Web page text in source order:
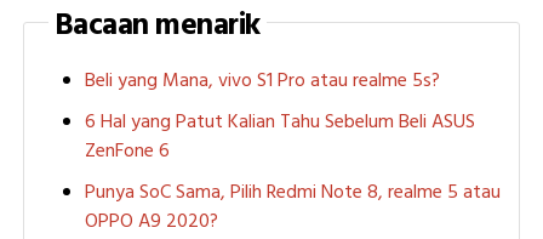
Bacaan menarik
Beli yang Mana, vivo S1 Pro atau realme 5s?
6 Hal yang Patut Kalian Tahu Sebelum Beli ASUS
ZenFone 6
Punya SoC Sama, Pilih Redmi Note 8, realme 5 atau
OPPO A9 2020?